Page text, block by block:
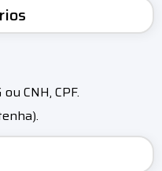
CNH, CPF.